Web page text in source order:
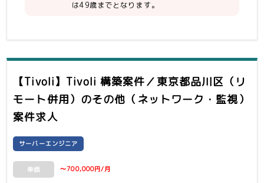
は49歳までとなります。
【Tivoli】Tivoli 構築案件／東京都品川区（リ
モート併用） のその他（ネットワーク・監視）
案件求人
サーバーエンジニア
単価 〜700,000円/月